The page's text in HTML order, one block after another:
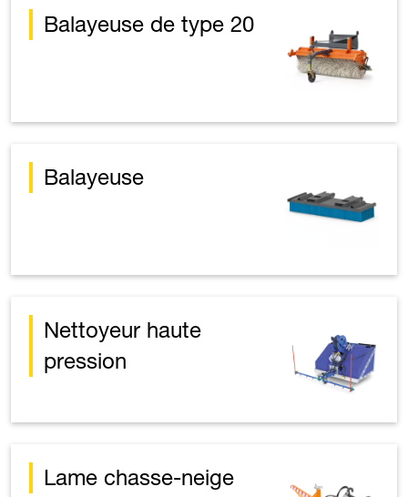
Balayeuse de type 20
Balayeuse
Nettoyeur haute
pression
Lame chasse-neige